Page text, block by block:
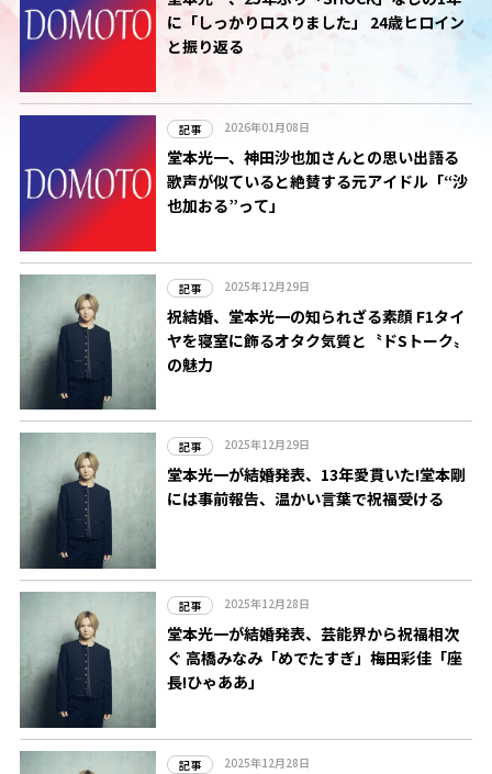
に「しっかりロスりました」 24歳ヒロイン
と振り返る
記事 2026年01月08日
堂本光一、神田沙也加さんとの思い出語る
歌声が似ていると絶賛する元アイドル「“沙
也加おる”って」
記事 2025年12月29日
祝結婚、堂本光一の知られざる素顔 F1タイ
ヤを寝室に飾るオタク気質と〝ドSトーク〟
の魅力
記事 2025年12月29日
堂本光一が結婚発表、13年愛貫いた!堂本剛
には事前報告、温かい言葉で祝福受ける
記事 2025年12月28日
堂本光一が結婚発表、芸能界から祝福相次
ぐ 高橋みなみ「めでたすぎ」梅田彩佳「座
長!ひゃああ」
記事 2025年12月28日